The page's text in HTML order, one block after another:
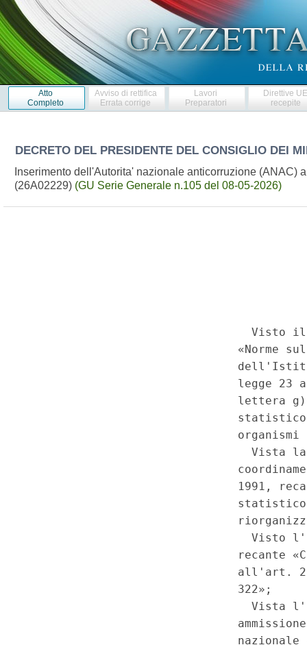
Atto
Completo
Avviso di rettifica
Errata corrige
Lavori
Preparatori
Direttive
recepite
DECRETO DEL PRESIDENTE DEL CONSIGLIO DEI
Inserimento dell'Autorita' nazionale anticorruzione (ANAC)
(26A02229) (GU Serie Generale n.105 del 08-05-2026)